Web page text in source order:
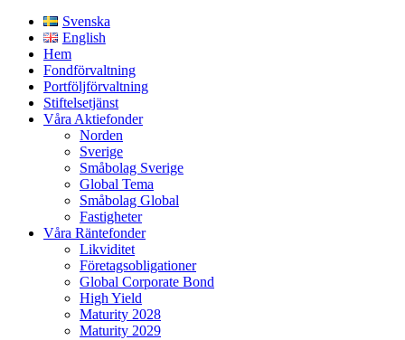
Svenska
English
Hem
Fondförvaltning
Portföljförvaltning
Stiftelsetjänst
Våra Aktiefonder
Norden
Sverige
Småbolag Sverige
Global Tema
Småbolag Global
Fastigheter
Våra Räntefonder
Likviditet
Företagsobligationer
Global Corporate Bond
High Yield
Maturity 2028
Maturity 2029